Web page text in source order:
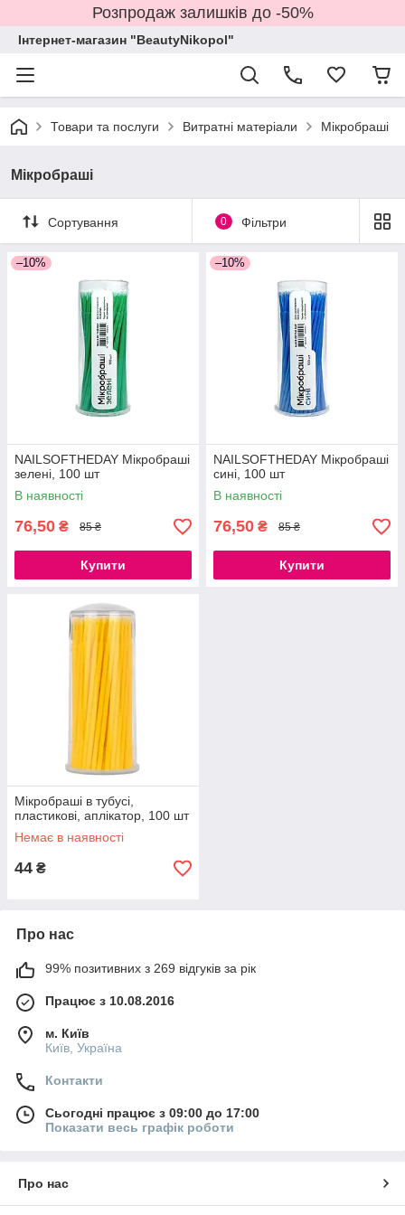
Розпродаж залишків до -50%
Інтернет-магазин "BeautyNikopol"
Товари та послуги Витратні матеріали Мікробраші
Мікробраші
Сортування 0 Фільтри
–10%
NAILSOFTHEDAY Мікробраші
зелені, 100 шт
В наявності
76,50 ₴ 85 ₴
Купити
–10%
NAILSOFTHEDAY Мікробраші
сині, 100 шт
В наявності
76,50 ₴ 85 ₴
Купити
Мікробраші в тубусі,
пластикові, аплікатор, 100 шт
Немає в наявності
44 ₴
Про нас
99% позитивних з 269 відгуків за рік
Працює з 10.08.2016
м. Київ
Київ, Україна
Контакти
Сьогодні працює з 09:00 до 17:00
Показати весь графік роботи
Про нас